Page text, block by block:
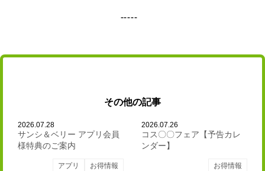
その他の記事
2026.07.28
サンシ＆ベリー アプリ会員
様特典のご案内
アプリ お得情報
2026.07.26
コス〇〇フェア【予告カレ
ンダー】
お得情報